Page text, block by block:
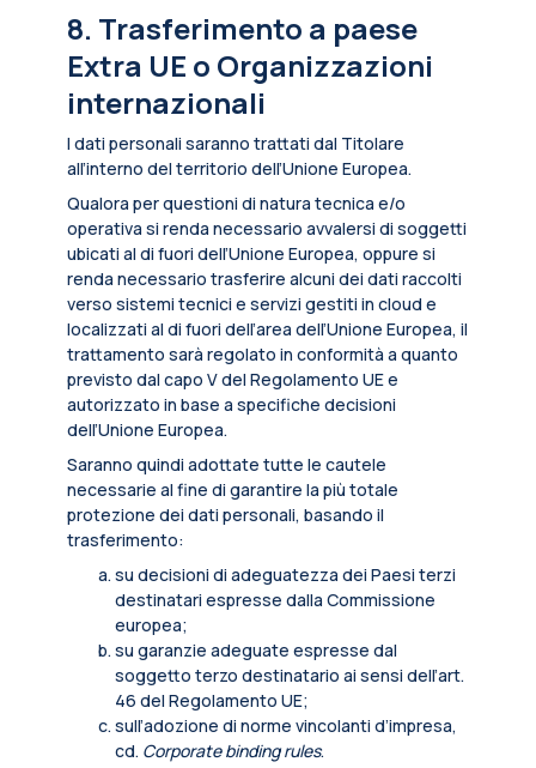
8. Trasferimento a paese
Extra UE o Organizzazioni
internazionali
I dati personali saranno trattati dal Titolare
all’interno del territorio dell’Unione Europea.
Qualora per questioni di natura tecnica e/o
operativa si renda necessario avvalersi di soggetti
ubicati al di fuori dell’Unione Europea, oppure si
renda necessario trasferire alcuni dei dati raccolti
verso sistemi tecnici e servizi gestiti in cloud e
localizzati al di fuori dell’area dell’Unione Europea, il
trattamento sarà regolato in conformità a quanto
previsto dal capo V del Regolamento UE e
autorizzato in base a specifiche decisioni
dell’Unione Europea.
Saranno quindi adottate tutte le cautele
necessarie al fine di garantire la più totale
protezione dei dati personali, basando il
trasferimento:
su decisioni di adeguatezza dei Paesi terzi
destinatari espresse dalla Commissione
europea;
su garanzie adeguate espresse dal
soggetto terzo destinatario ai sensi dell’art.
46 del Regolamento UE;
sull’adozione di norme vincolanti d’impresa,
cd. Corporate binding rules.